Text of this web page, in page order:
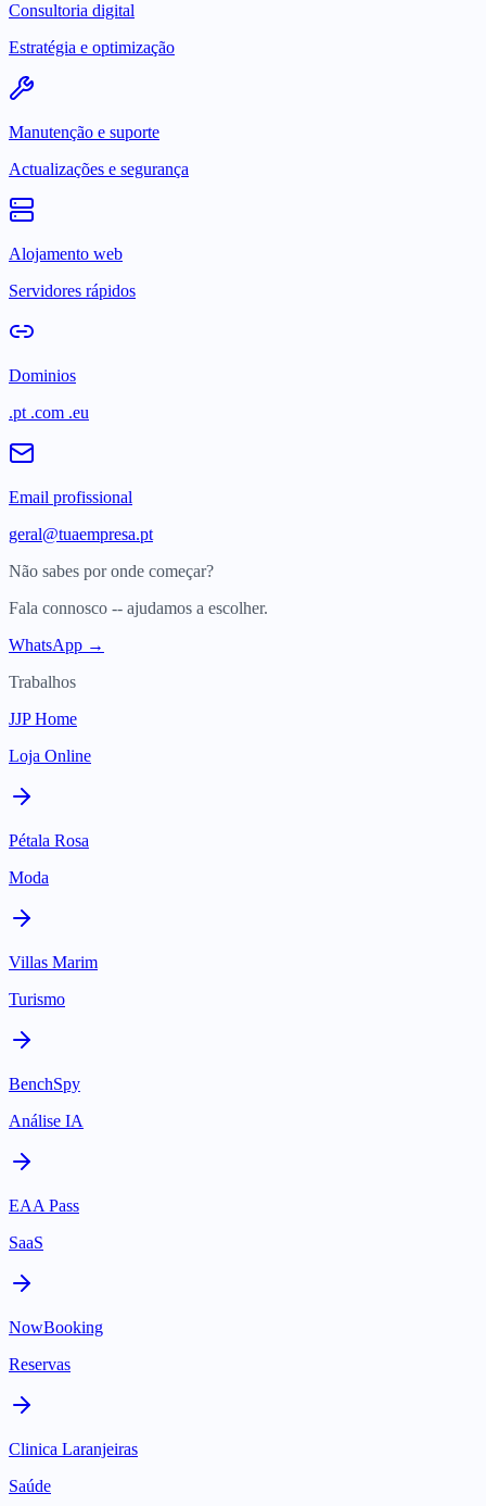
Consultoria digital
Estratégia e optimização
Manutenção e suporte
Actualizações e segurança
Alojamento web
Servidores rápidos
Dominios
.pt .com .eu
Email profissional
geral@tuaempresa.pt
Não sabes por onde começar?
Fala connosco -- ajudamos a escolher.
WhatsApp →
Trabalhos
JJP Home
Loja Online
Pétala Rosa
Moda
Villas Marim
Turismo
BenchSpy
Análise IA
EAA Pass
SaaS
NowBooking
Reservas
Clinica Laranjeiras
Saúde